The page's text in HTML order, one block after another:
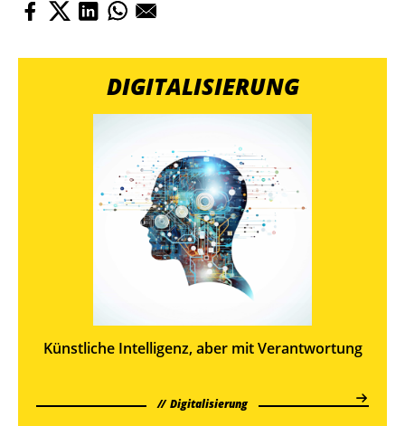
DIGITALISIERUNG
Künstliche Intelligenz, aber mit Verantwortung
Digitalisierung